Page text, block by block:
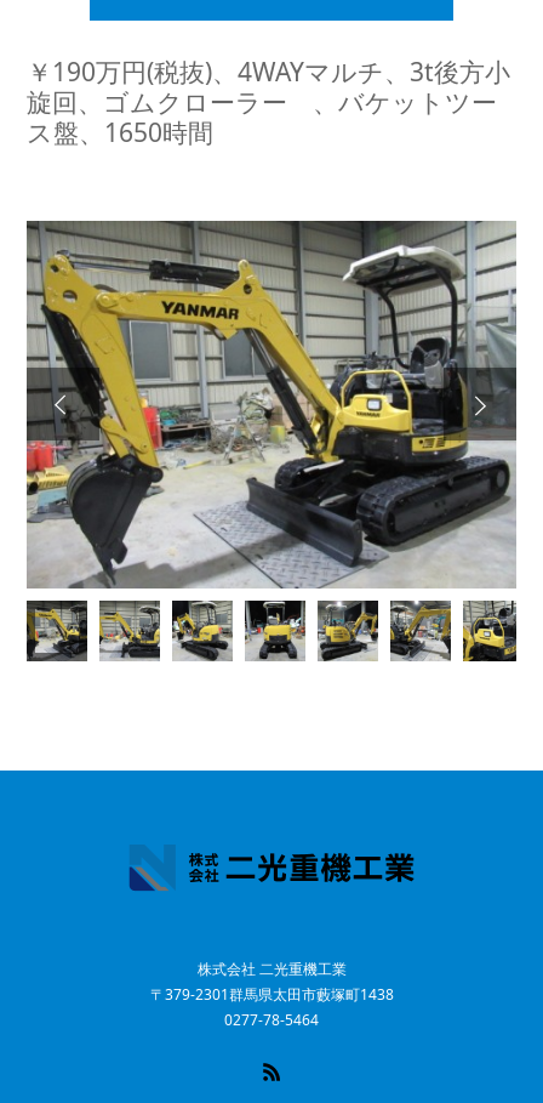
￥190万円(税抜)、4WAYマルチ、3t後方小
旋回、ゴムクローラー 、バケットツー
ス盤、1650時間
Next
株式会社 二光重機工業
〒379-2301群馬県太田市藪塚町1438
0277-78-5464